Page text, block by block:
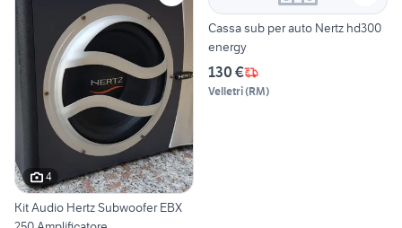
4
Kit Audio Hertz Subwoofer EBX
Cassa sub per auto Nertz hd300
energy
130 €
Velletri(RM)